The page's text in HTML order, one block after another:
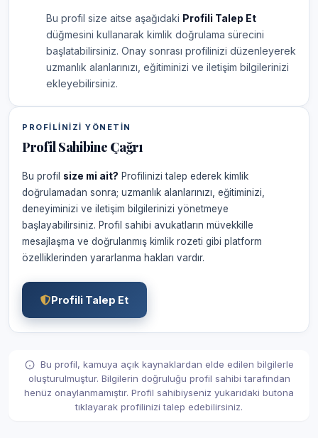
Bu profil size aitse aşağıdaki Profili Talep Et
düğmesini kullanarak kimlik doğrulama sürecini
başlatabilirsiniz. Onay sonrası profilinizi düzenleyerek
uzmanlık alanlarınızı, eğitiminizi ve iletişim bilgilerinizi
ekleyebilirsiniz.
PROFILINIZI YÖNETIN
Profil Sahibine Çağrı
Bu profil size mi ait? Profilinizi talep ederek kimlik
doğrulamadan sonra; uzmanlık alanlarınızı, eğitiminizi,
deneyiminizi ve iletişim bilgilerinizi yönetmeye
başlayabilirsiniz. Profil sahibi avukatların müvekkille
mesajlaşma ve doğrulanmış kimlik rozeti gibi platform
özelliklerinden yararlanma hakları vardır.
Profili Talep Et
Bu profil, kamuya açık kaynaklardan elde edilen bilgilerle
oluşturulmuştur. Bilgilerin doğruluğu profil sahibi tarafından
henüz onaylanmamıştır. Profil sahibiyseniz yukarıdaki butona
tıklayarak profilinizi talep edebilirsiniz.